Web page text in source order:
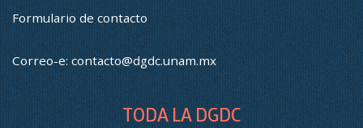
Formulario de contacto
Correo-e:contacto@dgdc.unam.mx
TODA LA DGDC